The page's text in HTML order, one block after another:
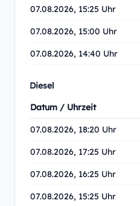
07.08.2026, 15:25 Uhr
07.08.2026, 15:00 Uhr
07.08.2026, 14:40 Uhr
Diesel
Datum / Uhrzeit
07.08.2026, 18:20 Uhr
07.08.2026, 17:25 Uhr
07.08.2026, 16:25 Uhr
07.08.2026, 15:25 Uhr